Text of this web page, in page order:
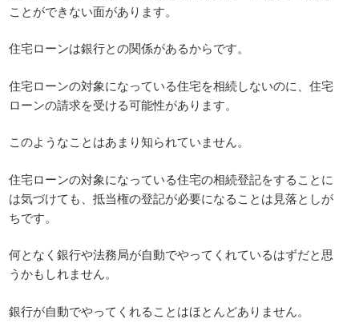
ことができない面があります。
住宅ローンは銀行との関係があるからです。
住宅ローンの対象になっている住宅を相続しないのに、住宅
ローンの請求を受ける可能性があります。
このようなことはあまり知られていません。
住宅ローンの対象になっている住宅の相続登記をすることに
は気づけても、抵当権の登記が必要になることは見落としが
ちです。
何となく銀行や法務局が自動でやってくれているはずだと思
うかもしれません。
銀行が自動でやってくれることはほとんどありません。